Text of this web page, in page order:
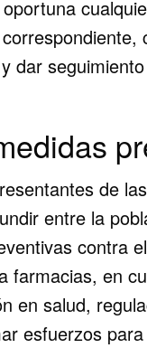
dar
de
entre la
contra
farmacias, en
en salud,
esfuerzos